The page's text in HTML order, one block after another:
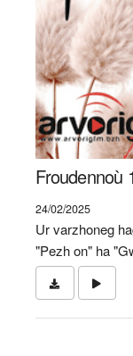
Froudennoù
24/02/2025
Ur varzhoneg
"Pezh on" ha